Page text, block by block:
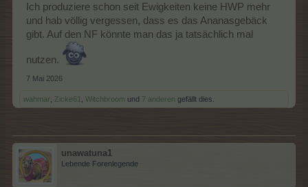
Ich produziere schon seit Ewigkeiten keine HWP mehr
und hab völlig vergessen, dass es das Ananasgebäck
gibt. Auf den NF könnte man das ja tatsächlich mal
nutzen.
7 Mai 2026
wahmar Zicke61 Witchbroom und 7 anderen gefällt dies.
unawatuna1
Lebende Forenlegende